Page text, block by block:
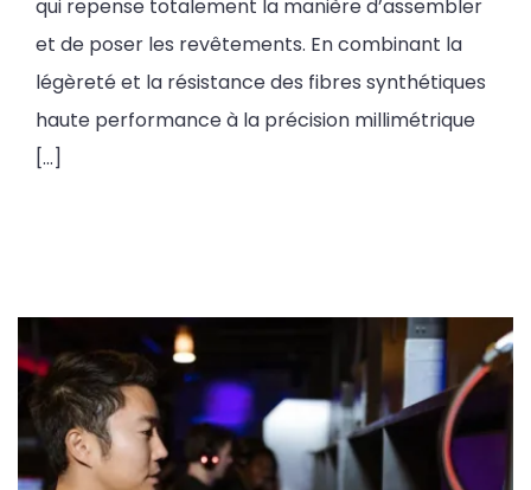
qui repense totalement la manière d’assembler
et de poser les revêtements. En combinant la
légèreté et la résistance des fibres synthétiques
haute performance à la précision millimétrique
[…]